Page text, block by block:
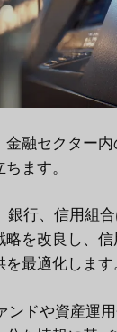
金融セクター
ます。
銀行、信用組
を改良し、
最適化します
ンドや資産運